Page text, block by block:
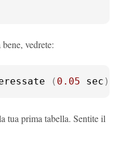
vedrete:
( 0.05 sec )
tua prima tabella. Sentite il